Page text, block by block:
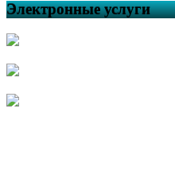
Электронные услуги